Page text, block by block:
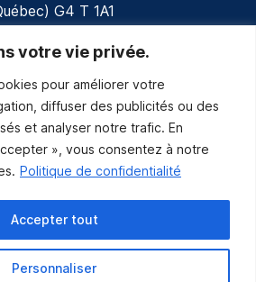
votre vie privée.
pour améliorer votre
diffuser des publicités ou des
et analyser notre trafic. En
», vous consentez à notre
Politique de confidentialité
Personnaliser
Accepter tout
G4 T 1A1
temps pour toutes urgences.
recevoir les nouvelles
par courriel.